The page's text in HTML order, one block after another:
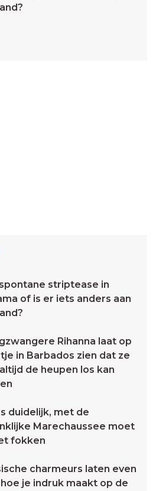
spontane striptease in
of is er iets anders aan
Rihanna laat op
in Barbados zien dat ze
de heupen los kan
duidelijk, met de
Marechaussee moet
fokken
charmeurs laten even
je indruk maakt op de